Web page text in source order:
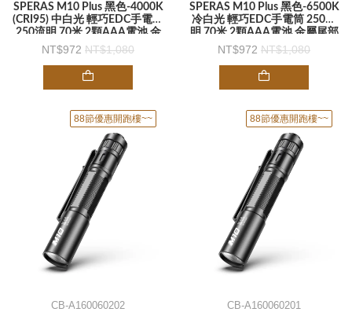
SPERAS M10 Plus 黑色-4000K
(CRI95) 中白光 輕巧EDC手電筒
250流明 70米 2顆AAA電池 金
屬尾部開關 口袋夾-手電筒
972 1,080
SPERAS M10 Plus 黑色-6500K
冷白光 輕巧EDC手電筒 250流
明 70米 2顆AAA電池 金屬尾部
開關 口袋夾-手電筒
972 1,080
88節優惠開跑樓~~
CB-A160060202
88節優惠開跑樓~~
CB-A160060201